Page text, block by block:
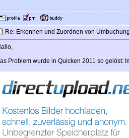
Re: Erkennen und Zuordnen von
Problem wurde in Quicken 2011 so gelöst: